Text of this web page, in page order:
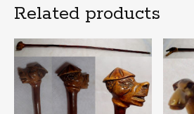
Related products